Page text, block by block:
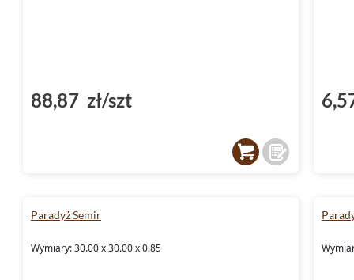
88,87 zł/szt
Paradyż Semir
Wymiary: 30.00 x 30.00 x 0.85